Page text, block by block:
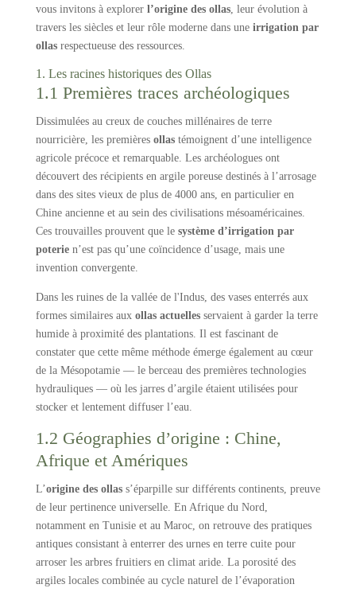
vous invitons à explorer l’origine des ollas, leur évolution à
travers les siècles et leur rôle moderne dans une irrigation par
ollasrespectueuse des ressources.
1. Les racines historiques des Ollas
1.1 Premières traces archéologiques
Dissimulées au creux de couches millénaires de terre
nourricière, les premières ollastémoignent d’une intelligence
agricole précoce et remarquable. Les archéologues ont
découvert des récipients en argile poreuse destinés à l’arrosage
dans des sites vieux de plus de 4000 ans, en particulier en
Chine ancienne et au sein des civilisations mésoaméricaines.
Ces trouvailles prouvent que le système d’irrigation par
poterien’est pas qu’une coïncidence d’usage, mais une
invention convergente.
Dans les ruines de la vallée de l'Indus, des vases enterrés aux
formes similaires aux ollas actuellesservaient à garder la terre
humide à proximité des plantations. Il est fascinant de
constater que cette même méthode émerge également au cœur
de la Mésopotamie — le berceau des premières technologies
hydrauliques — où les jarres d’argile étaient utilisées pour
stocker et lentement diffuser l’eau.
1.2 Géographies d’origine : Chine,
Afrique et Amériques
L’origine des ollass’éparpille sur différents continents, preuve
de leur pertinence universelle. En Afrique du Nord,
notamment en Tunisie et au Maroc, on retrouve des pratiques
antiques consistant à enterrer des urnes en terre cuite pour
arroser les arbres fruitiers en climat aride. La porosité des
argiles locales combinée au cycle naturel de l’évaporation